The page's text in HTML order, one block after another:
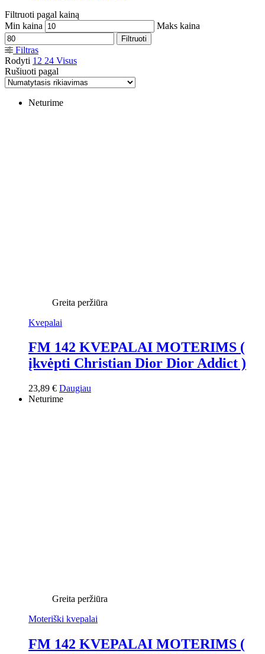
Filtruoti pagal kainą
Min kaina
Maks kaina
Filtruoti
Filtras
Rodyti 12 24 Visus
Rušiuoti pagal
Neturime
Greita peržiūra
Kvepalai
FM 142 KVEPALAI MOTERIMS (
įkvėpti Christian Dior Dior Addict )
23,89 € Daugiau
Neturime
Greita peržiūra
Moteriški kvepalai
FM 142 KVEPALAI MOTERIMS (